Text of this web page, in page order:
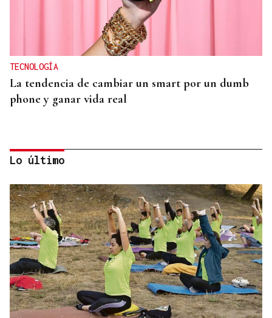
TECNOLOGÍA
La tendencia de cambiar un smart por un dumb
phone y ganar vida real
MODA
Black Friday 2025: el (ya no tan) secreto mejor
guardado del armario de las que más saben
Lo último